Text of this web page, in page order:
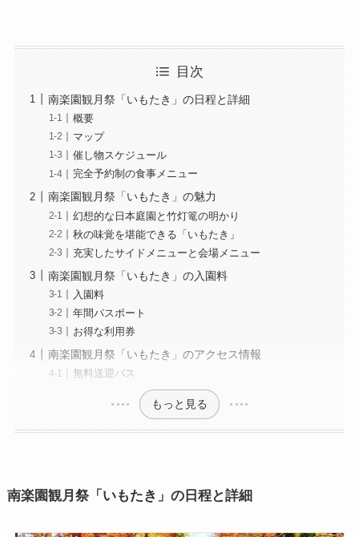
目次
南楽園観月祭「いもたき」の日程と詳細
概要
マップ
催し物スケジュール
完全予約制の食事メニュー
南楽園観月祭「いもたき」の魅力
幻想的な日本庭園と竹灯篭の明かり
秋の味覚を堪能できる「いもたき」
充実したサイドメニューと会場メニュー
南楽園観月祭「いもたき」の入園料
入園料
年間パスポート
お得な利用券
南楽園観月祭「いもたき」のアクセス情報
無料送迎バス
もっと見る
南楽園観月祭「いもたき」の日程と詳細